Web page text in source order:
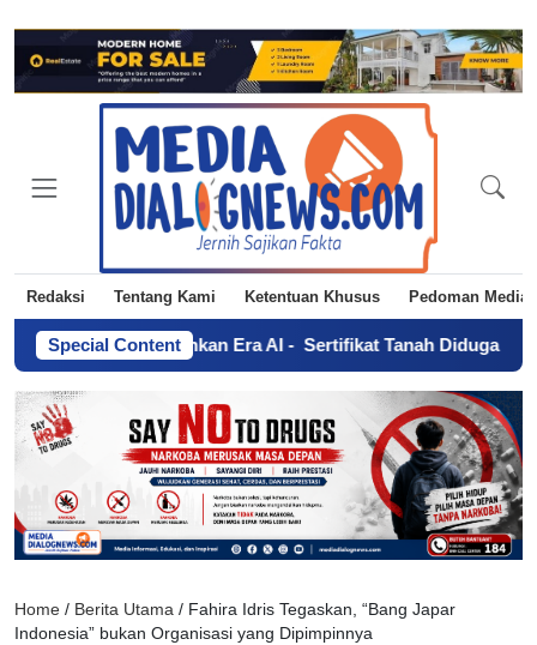
Redaksi Tentang Kami Ketentuan Khusus Pedoman Media
Special Content
Tekankan Era AI- Sertifikat Tanah Diduga Diserahkan
Home / Berita Utama / Fahira Idris Tegaskan, “Bang Japar
Indonesia” bukan Organisasi yang Dipimpinnya